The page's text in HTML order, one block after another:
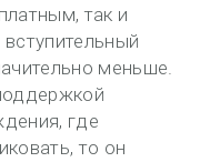
так и
меньше.
где
то он